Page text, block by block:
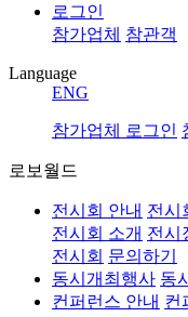
로그인
참가업체 참관객
Language
ENG
참가업체 로그인
로보월드
전시회 안내 전시
전시회 소개 전시
전시회 문의하기
동시개최행사 동
컨퍼런스 안내 컨